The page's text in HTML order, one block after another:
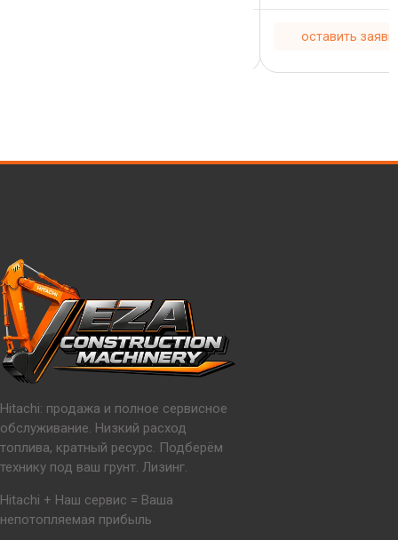
ARDEN могут ...
оставить
Hitachi: продажа и полное сервисное
обслуживание. Низкий расход
топлива, кратный ресурс. Подберём
технику под ваш грунт. Лизинг.
Hitachi + Наш сервис = Ваша
непотопляемая прибыль